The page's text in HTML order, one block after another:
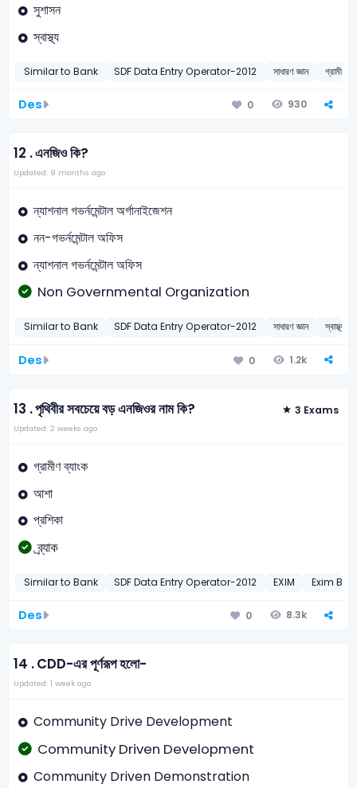
সুশাসন
স্বাস্থ্য
Similar to Bank SDF Data Entry Operator-2012 সাধারণ জ্ঞান গ্রামীণ
Des 0 930
12 .এনজিও কি?
Updated: 9 months ago
ন্যাশনাল গভর্নমেন্টাল অর্গানাইজেশন
নন-গভর্নমেন্টাল অফিস
ন্যাশনাল গভর্নমেন্টাল অফিস
Non Governmental Organization
Similar to Bank SDF Data Entry Operator-2012 সাধারণ জ্ঞান
Des 0 1.2k
13 .পৃথিবীর সবচেয়ে বড় এনজিওর নাম কি? 3 Exams
Updated: 2 weeks ago
গ্রামীণ ব্যাংক
আশা
প্রশিকা
ব্র্যাক
Similar to Bank SDF Data Entry Operator-2012 EXIM Exim
Des 0 8.3k
14 .CDD-এর পূর্ণরূপ হলো-
Updated: 1 week ago
Community Drive Development
Community Driven Development
Community Driven Demonstration